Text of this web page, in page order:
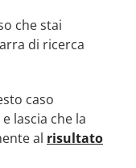
che stai
di ricerca
caso
lascia che la
al risultato